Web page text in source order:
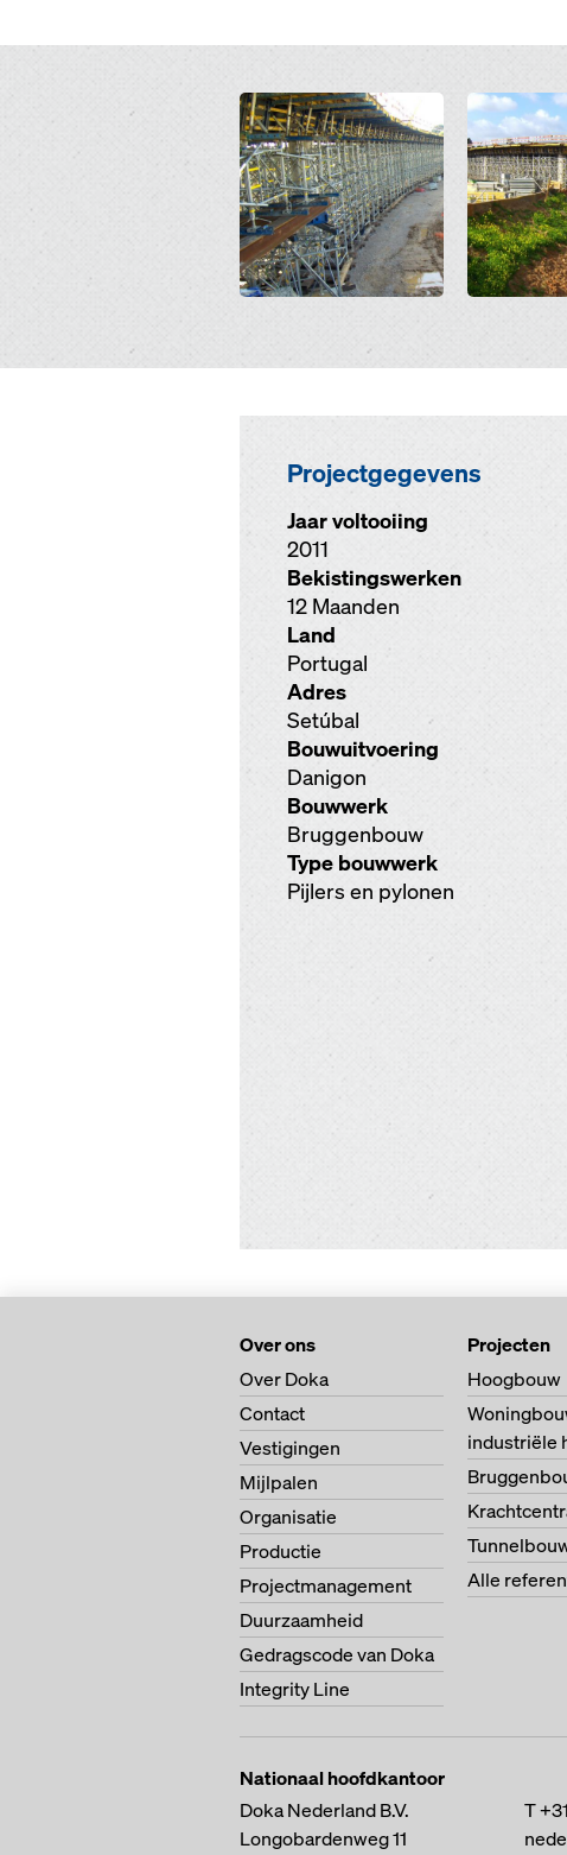
Open Open
Projectgegevens
Jaar voltooiing
2011
Bekistingswerken
12 Maanden
Land
Portugal
Adres
Setúbal
Bouwuitvoering
Danigon
Bouwwerk
Bruggenbouw
Type bouwwerk
Pijlers en pylonen
Over ons
Over Doka
Contact
Vestigingen
Mijlpalen
Organisatie
Productie
Projectmanagement
Duurzaamheid
Gedragscode van Doka
Integrity Line
Projecten
Hoogbouw
industriële
Alle
Nationaal hoofdkantoor
Doka Nederland B.V.
Longobardenweg 11
T